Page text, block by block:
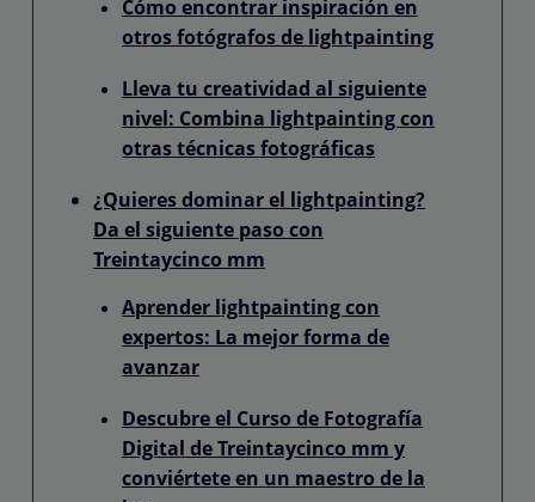
Cómo encontrar inspiración en
otros fotógrafos de lightpainting
Lleva tu creatividad al siguiente
nivel: Combina lightpainting con
otras técnicas fotográficas
¿Quieres dominar el lightpainting?
Da el siguiente paso con
Treintaycinco mm
Aprender lightpainting con
expertos: La mejor forma de
avanzar
Descubre el Curso de Fotografía
Digital de Treintaycinco mm y
conviértete en un maestro de la